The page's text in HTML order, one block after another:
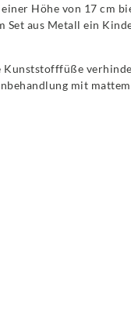
Höhe von 17 cm
aus Metall ein
mit